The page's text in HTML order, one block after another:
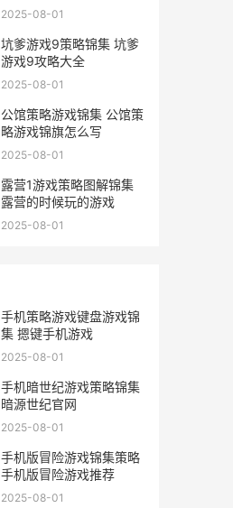
2025-08-01
坑爹游戏9策略锦集 坑爹
游戏9攻略大全
2025-08-01
公馆策略游戏锦集 公馆策
略游戏锦旗怎么写
2025-08-01
露营1游戏策略图解锦集
露营的时候玩的游戏
2025-08-01
手机策略游戏键盘游戏锦
集 摁键手机游戏
2025-08-01
手机暗世纪游戏策略锦集
暗源世纪官网
2025-08-01
手机版冒险游戏锦集策略
手机版冒险游戏推荐
2025-08-01